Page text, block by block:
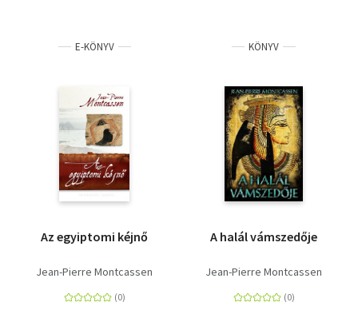
E-KÖNYV
Az egyiptomi kéjnő
Jean-Pierre Montcassen
KÖNYV
A halál vámszedője
Jean-Pierre Montcassen